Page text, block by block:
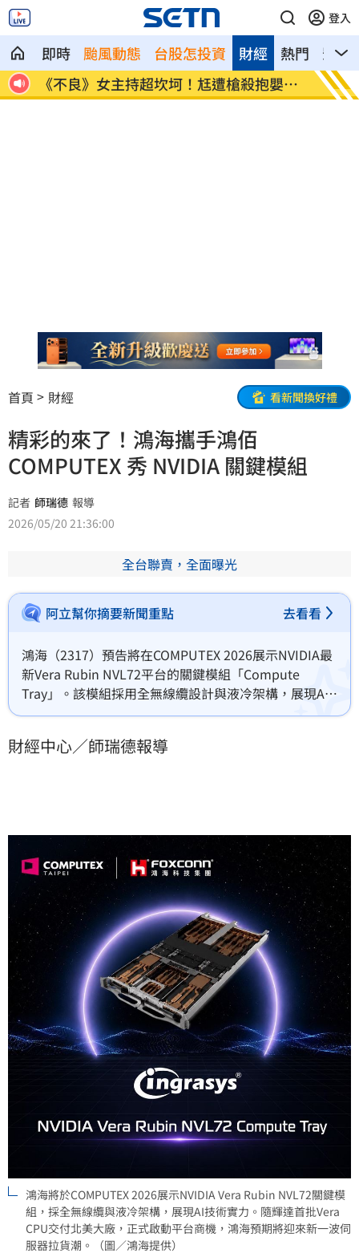
登入
即時 颱風動態 台股怎投資 熱門 影音
財經
《不良》女主持超坎坷！尪遭槍殺抱嬰逃
命
桃園
首頁 財經 看新聞換好禮
精彩的來了！鴻海攜手鴻佰
COMPUTEX 秀 NVIDIA 關鍵模組
記者 師瑞德 報導
2026/05/20 21:36:00
全台聯賣，全面曝光
阿立幫你摘要新聞重點 去看看
鴻海（2317）預告將在COMPUTEX 2026展示NVIDIA最
新Vera Rubin NVL72平台的關鍵模組「Compute
Tray」。該模組採用全無線纜設計與液冷架構，展現AI
高效能運算實力。隨著輝達首批Vera CPU交付予
伴，鴻海預期將迎來新一波伺服器拉貨潮，進一步鞏固
財經中心／師瑞德報導
鴻海將於COMPUTEX 2026展示NVIDIA Vera Rubin NVL72關鍵模
組，採全無線纜與液冷架構，展現AI技術實力。隨輝達首批Vera
CPU交付北美大廠，正式啟動平台商機，鴻海預期將迎來新一波伺
服器拉貨潮。（圖／鴻海提供）